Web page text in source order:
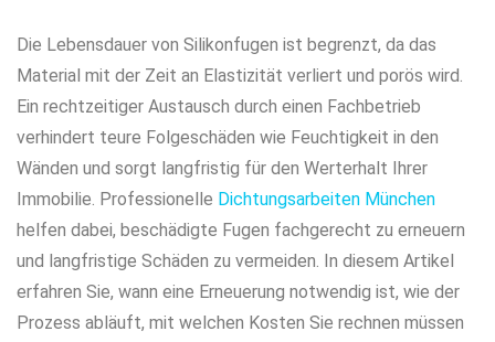
Die Lebensdauer von Silikonfugen ist begrenzt, da das
Material mit der Zeit an Elastizität verliert und porös wird.
Ein rechtzeitiger Austausch durch einen Fachbetrieb
verhindert teure Folgeschäden wie Feuchtigkeit in den
Wänden und sorgt langfristig für den Werterhalt Ihrer
Immobilie. Professionelle Dichtungsarbeiten München
helfen dabei, beschädigte Fugen fachgerecht zu erneuern
und langfristige Schäden zu vermeiden. In diesem Artikel
erfahren Sie, wann eine Erneuerung notwendig ist, wie der
Prozess abläuft, mit welchen Kosten Sie rechnen müssen